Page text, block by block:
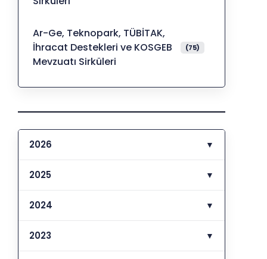
Ar-Ge, Teknopark, TÜBİTAK,
İhracat Destekleri ve KOSGEB
Mevzuatı Sirküleri
(75)
2026 ▼
2025 ▼
2024 ▼
2023 ▼